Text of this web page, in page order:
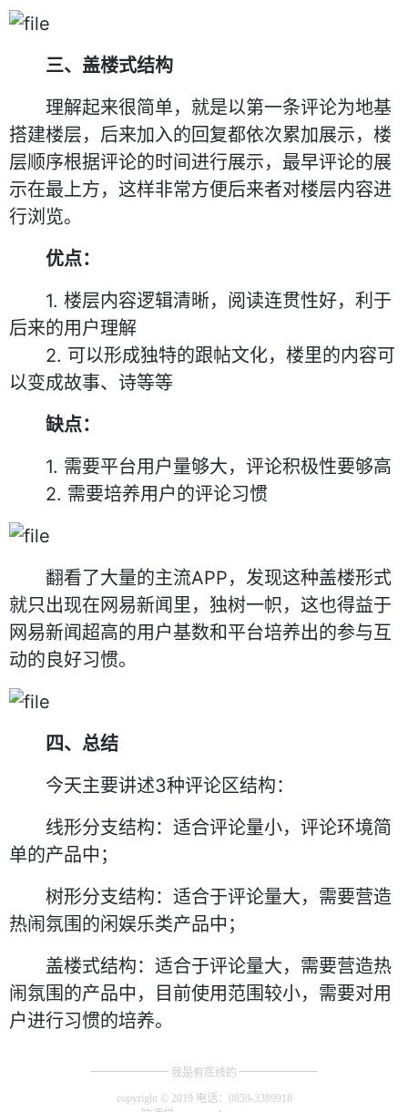
三、盖楼式结构
理解起来很简单，就是以第一条评论为地基
搭建楼层，后来加入的回复都依次累加展示，楼
层顺序根据评论的时间进行展示，最早评论的展
示在最上方，这样非常方便后来者对楼层内容进
行浏览。
优点：
1. 楼层内容逻辑清晰，阅读连贯性好，利于
后来的用户理解
2. 可以形成独特的跟帖文化，楼里的内容可
以变成故事、诗等等
缺点：
1. 需要平台用户量够大，评论积极性要够高
2. 需要培养用户的评论习惯
翻看了大量的主流APP，发现这种盖楼形式
就只出现在网易新闻里，独树一帜，这也得益于
网易新闻超高的用户基数和平台培养出的参与互
动的良好习惯。
四、总结
今天主要讲述3种评论区结构：
线形分支结构：适合评论量小，评论环境简
单的产品中；
树形分支结构：适合于评论量大，需要营造
热闹氛围的闲娱乐类产品中；
盖楼式结构：适合于评论量大，需要营造热
闹氛围的产品中，目前使用范围较小，需要对用
户进行习惯的培养。
我是有底线的
copyright © 2019 电话：0859-3389918